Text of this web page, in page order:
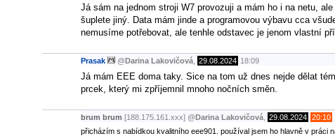
Já sám na jednom stroji W7 provozuji a mám ho i na netu,
šuplete jiný. Data mám jinde a programovou výbavu cca
nemusíme potřebovat, ale tenhle odstavec je jenom vlastní
Prasak @Darina Lakovičová 29.08.2024 18:09
Já mám EEE doma taky. Sice na tom už dnes nejde dělat
prcek, který mi zpříjemnil mnoho nočních směn.
brum brum [188.175.161.xxx] @Darina Lakovičová 29.08.2024 20:10
přicházím s nabídkou kvalitního eee901. používal jsem ho hlavně v práci